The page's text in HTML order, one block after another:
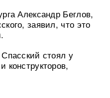
Александр Беглов,
заявил, что это
стоял у
конструкторов,